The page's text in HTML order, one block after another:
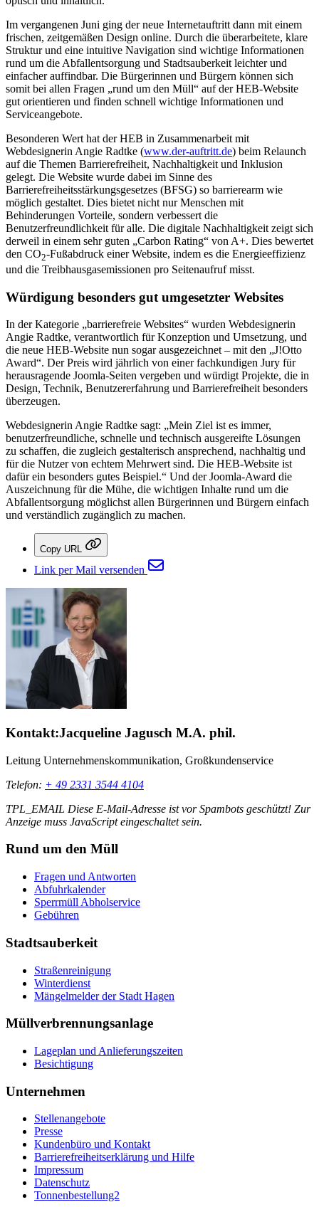
Im vergangenen Juni ging der neue Internetauftritt dann mit einem
frischen, zeitgemäßen Design online. Durch die überarbeitete, klare
Struktur und eine intuitive Navigation sind wichtige Informationen
rund um die Abfallentsorgung und Stadtsauberkeit leichter und
einfacher auffindbar. Die Bürgerinnen und Bürgern können sich
somit bei allen Fragen „rund um den Müll“ auf der HEB-Website
gut orientieren und finden schnell wichtige Informationen und
Serviceangebote.
Besonderen Wert hat der HEB in Zusammenarbeit mit
Webdesignerin Angie Radtke (www.der-auftritt.de) beim Relaunch
auf die Themen Barrierefreiheit, Nachhaltigkeit und Inklusion
gelegt. Die Website wurde dabei im Sinne des
Barrierefreiheitsstärkungsgesetzes (BFSG) so barrierearm wie
möglich gestaltet. Dies bietet nicht nur Menschen mit
Behinderungen Vorteile, sondern verbessert die
Benutzerfreundlichkeit für alle. Die digitale Nachhaltigkeit zeigt sich
derweil in einem sehr guten „Carbon Rating“ von A+. Dies bewertet
den CO2-Fußabdruck einer Website, indem es die Energieeffizienz
und die Treibhausgasemissionen pro Seitenaufruf misst.
Würdigung besonders gut umgesetzter Websites
In der Kategorie „barrierefreie Websites“ wurden Webdesignerin
Angie Radtke, verantwortlich für Konzeption und Umsetzung, und
die neue HEB-Website nun sogar ausgezeichnet – mit den „J!Otto
Award“. Der Preis wird jährlich von einer fachkundigen Jury für
herausragende Joomla-Seiten vergeben und würdigt Projekte, die in
Design, Technik, Benutzererfahrung und Barrierefreiheit besonders
überzeugen.
Webdesignerin Angie Radtke sagt: „Mein Ziel ist es immer,
benutzerfreundliche, schnelle und technisch ausgereifte Lösungen
zu schaffen, die zugleich gestalterisch ansprechend, nachhaltig und
für die Nutzer von echtem Mehrwert sind. Die HEB-Website ist
dafür ein besonders gutes Beispiel.“ Und der Joomla-Award die
Auszeichnung für die Mühe, die wichtigen Inhalte rund um die
Abfallentsorgung möglichst allen Bürgerinnen und Bürgern einfach
und verständlich zugänglich zu machen.
Copy URL
Link per Mail versenden
Kontakt:Jacqueline Jagusch M.A. phil.
Leitung Unternehmenskommunikation, Großkundenservice
Telefon: + 49 2331 3544 4104
TPL_EMAIL Diese E-Mail-Adresse ist vor Spambots geschützt! Zur
Anzeige muss JavaScript eingeschaltet sein.
Rund um den Müll
Fragen und Antworten
Abfuhrkalender
Sperrmüll Abholservice
Gebühren
Stadtsauberkeit
Straßenreinigung
Winterdienst
Mängelmelder der Stadt Hagen
Müllverbrennungsanlage
Lageplan und Anlieferungszeiten
Besichtigung
Unternehmen
Stellenangebote
Presse
Kundenbüro und Kontakt
Barrierefreiheitserklärung und Hilfe
Impressum
Datenschutz
Tonnenbestellung2